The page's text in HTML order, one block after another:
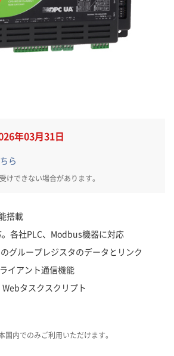
年03月31日
ら
けできない場合があります。
搭載
各社PLC、Modbus機器に対応
グループレジスタのデータとリンク
イアント通信機能
タスクスクリプト
国内でのみご利用いただけます。